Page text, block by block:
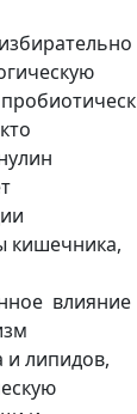
кишечника,
влияние
и липидов,